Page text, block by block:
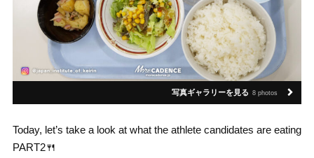
写真ギャラリーを見る 8 photos
Today, let’s take a look at what the athlete candidates are eating
PART2🍴